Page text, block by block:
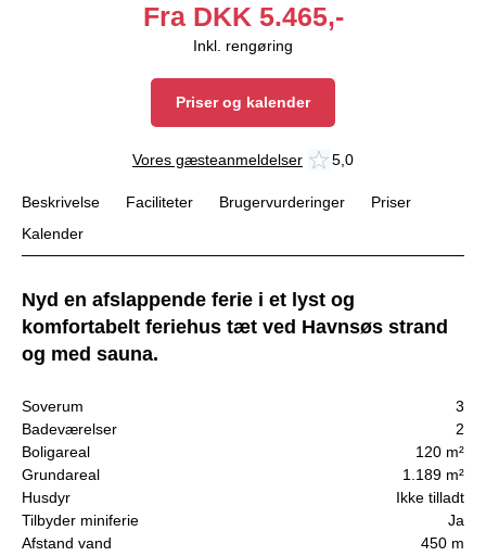
Fra DKK 5.465,-
Inkl. rengøring
Priser og kalender
Vores gæsteanmeldelser 5,0
Beskrivelse Faciliteter Brugervurderinger
Priser
Kalender
Nyd en afslappende ferie i et lyst og
komfortabelt feriehus tæt ved Havnsøs strand
og med sauna.
Soverum
3
Badeværelser
2
Boligareal
120 m²
Grundareal
1.189 m²
Husdyr
Ikke tilladt
Tilbyder miniferie
Ja
Afstand vand
450 m